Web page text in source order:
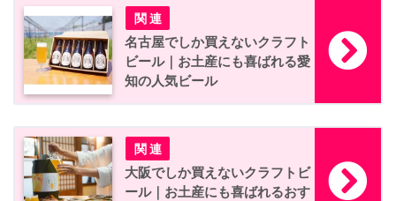
名古屋でしか買えないクラフト
ビール｜お土産にも喜ばれる愛
知の人気ビール
大阪でしか買えないクラフトビ
ール｜お土産にも喜ばれるおす